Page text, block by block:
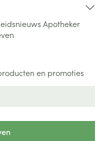
Apotheker
en promoties